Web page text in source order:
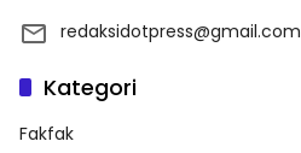
redaksidotpress@gmail.com
Kategori
Fakfak